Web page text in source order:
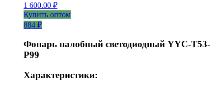
1 600.00 ₽
Купить оптом
884 ₽
Фонарь налобный светодиодный YYC-T53-
P99
Характеристики: